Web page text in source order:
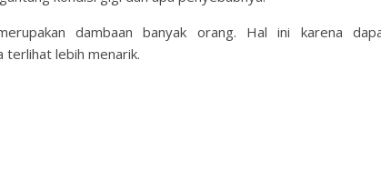
dambaan banyak orang. Hal ini karena
terlihat lebih menarik.